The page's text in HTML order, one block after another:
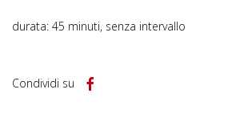
durata: 45 minuti, senza intervallo
Condividi su